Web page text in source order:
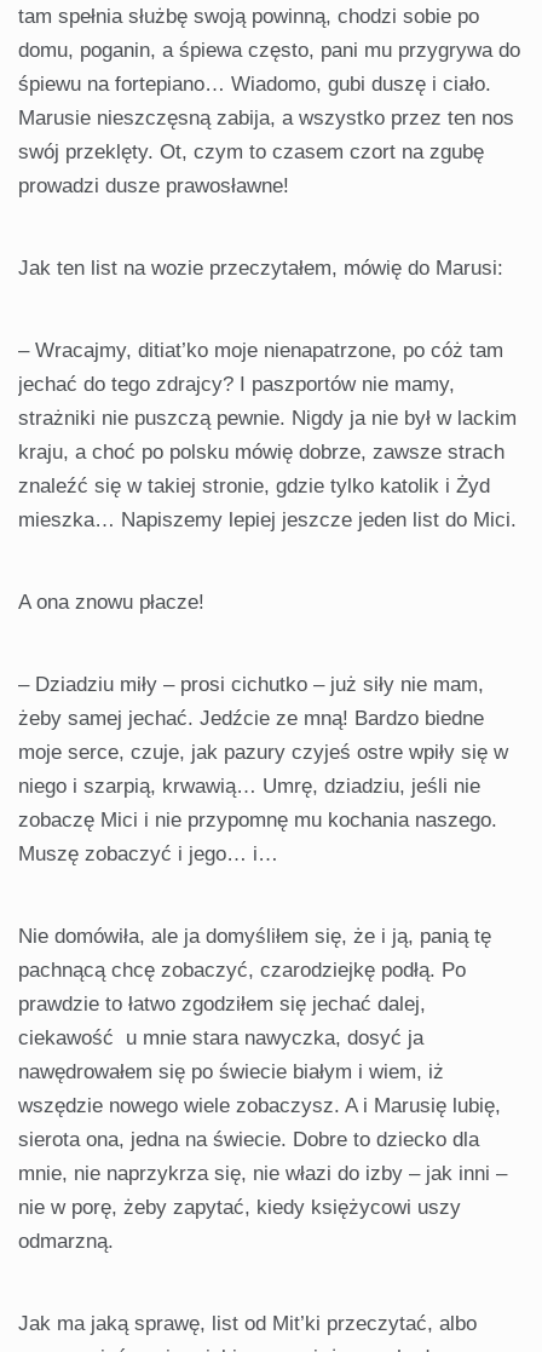
tam spełnia służbę swoją powinną, chodzi sobie po
domu, poganin, a śpiewa często, pani mu przygrywa do
śpiewu na fortepiano… Wiadomo, gubi duszę i ciało.
Marusie nieszczęsną zabija, a wszystko przez ten nos
swój przeklęty. Ot, czym to czasem czort na zgubę
prowadzi dusze prawosławne!
Jak ten list na wozie przeczytałem, mówię do Marusi:
– Wracajmy, ditiat’ko moje nienapatrzone, po cóż tam
jechać do tego zdrajcy? I paszportów nie mamy,
strażniki nie puszczą pewnie. Nigdy ja nie był w lackim
kraju, a choć po polsku mówię dobrze, zawsze strach
znaleźć się w takiej stronie, gdzie tylko katolik i Żyd
mieszka… Napiszemy lepiej jeszcze jeden list do Mici.
A ona znowu płacze!
– Dziadziu miły – prosi cichutko – już siły nie mam,
żeby samej jechać. Jedźcie ze mną! Bardzo biedne
moje serce, czuje, jak pazury czyjeś ostre wpiły się w
niego i szarpią, krwawią… Umrę, dziadziu, jeśli nie
zobaczę Mici i nie przypomnę mu kochania naszego.
Muszę zobaczyć i jego… i…
Nie domówiła, ale ja domyśliłem się, że i ją, panią tę
pachnącą chcę zobaczyć, czarodziejkę podłą. Po
prawdzie to łatwo zgodziłem się jechać dalej,
ciekawość u mnie stara nawyczka, dosyć ja
nawędrowałem się po świecie białym i wiem, iż
wszędzie nowego wiele zobaczysz. A i Marusię lubię,
sierota ona, jedna na świecie. Dobre to dziecko dla
mnie, nie naprzykrza się, nie włazi do izby – jak inni –
nie w porę, żeby zapytać, kiedy księżycowi uszy
odmarzną.
Jak ma jaką sprawę, list od Mit’ki przeczytać, albo